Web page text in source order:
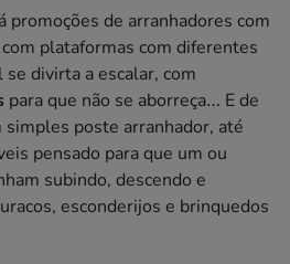
promoções de arranhadores com
plataformas com diferentes
divirta a escalar, com
para que não se aborreça… E de
poste arranhador, até
pensado para que um ou
subindo, descendo e
esconderijos e brinquedos